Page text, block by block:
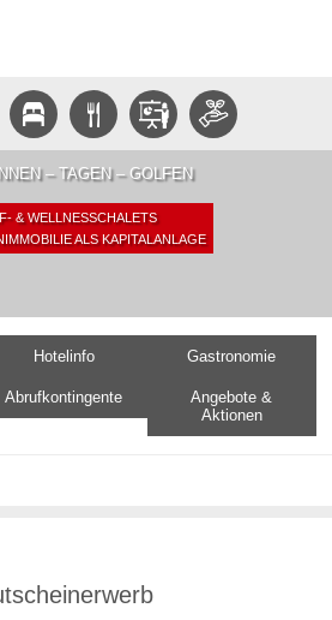
– TAGEN – GOLFEN
& WELLNESSCHALETS
ALS KAPITALANLAGE
Hotelinfo Gastronomie
Abrufkontingente
Angebote &
Aktionen